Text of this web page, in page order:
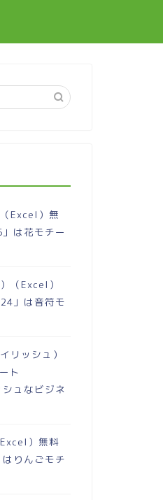
Excel）無
は花モチー
（Excel）
」は音符モ
リッシュ）
ト
ュなビジネ
）無料
りんごモチ